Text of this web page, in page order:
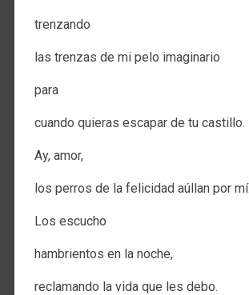
trenzando
las trenzas de mi pelo imaginario
para
cuando quieras escapar de tu castillo.
Ay, amor,
los perros de la felicidad aúllan por mí.
Los escucho
hambrientos en la noche,
reclamando la vida que les debo.